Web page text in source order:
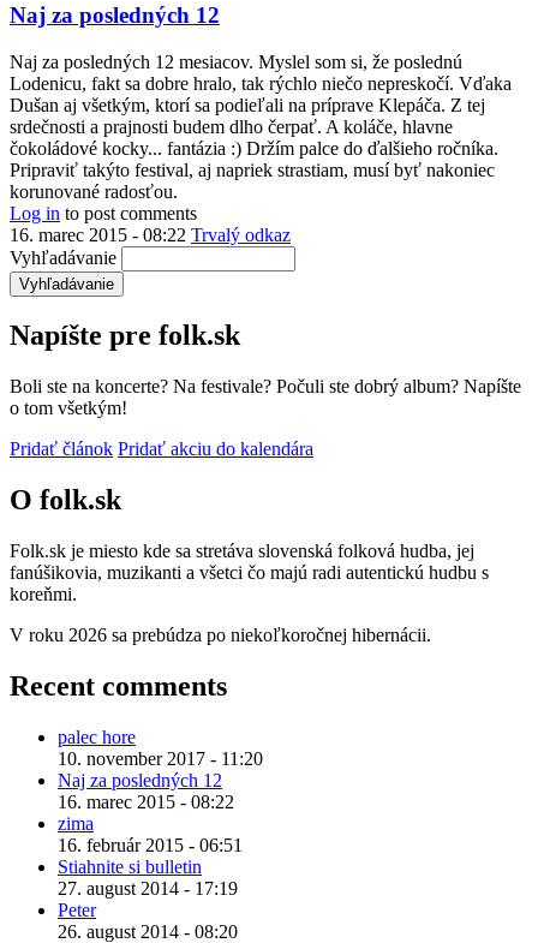
Naj za posledných 12
Naj za posledných 12 mesiacov. Myslel som si, že poslednú
Lodenicu, fakt sa dobre hralo, tak rýchlo niečo nepreskočí. Vďaka
Dušan aj všetkým, ktorí sa podieľali na príprave Klepáča. Z tej
srdečnosti a prajnosti budem dlho čerpať. A koláče, hlavne
čokoládové kocky... fantázia :) Držím palce do ďalšieho ročníka.
Pripraviť takýto festival, aj napriek strastiam, musí byť nakoniec
korunované radosťou.
Log in to post comments
16. marec 2015 - 08:22 Trvalý odkaz
Vyhľadávanie
Napíšte pre folk.sk
Boli ste na koncerte? Na festivale? Počuli ste dobrý album? Napíšte
o tom všetkým!
Pridať článok Pridať akciu do kalendára
O folk.sk
Folk.sk je miesto kde sa stretáva slovenská folková hudba, jej
fanúšikovia, muzikanti a všetci čo majú radi autentickú hudbu s
koreňmi.
V roku 2026 sa prebúdza po niekoľkoročnej hibernácii.
Recent comments
palec hore
10. november 2017 - 11:20
Naj za posledných 12
16. marec 2015 - 08:22
zima
16. február 2015 - 06:51
Stiahnite si bulletin
27. august 2014 - 17:19
Peter
26. august 2014 - 08:20